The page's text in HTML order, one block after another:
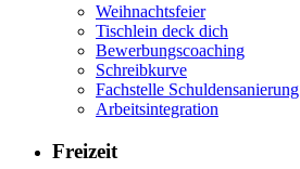
Weihnachtsfeier
Tischlein deck dich
Bewerbungscoaching
Schreibkurve
Fachstelle Schuldensanierung
Arbeitsintegration
Freizeit